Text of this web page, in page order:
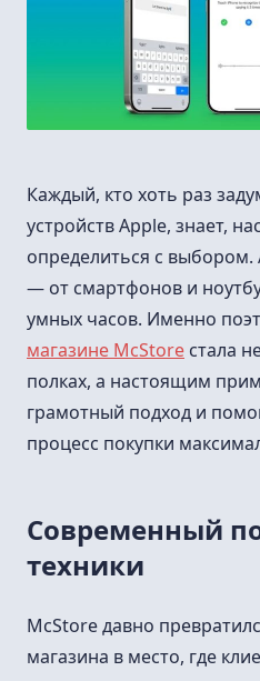
Каждый, кто хоть раз
устройств Apple, знает,
определиться с
— от смартфонов и
умных часов. Именно
магазине McStore стала
полках, а настоящим
грамотный подход и
процесс покупки
Современный
техники
McStore давно
магазина в место, где